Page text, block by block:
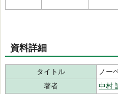
資料詳細
タイトル
ノー
著者
中村